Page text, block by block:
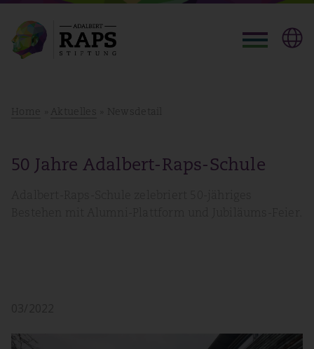
Home Aktuelles » Newsdetail
50 Jahre Adalbert-Raps-Schule